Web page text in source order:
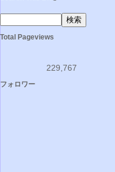
Total Pageviews
229,767
フォロワー